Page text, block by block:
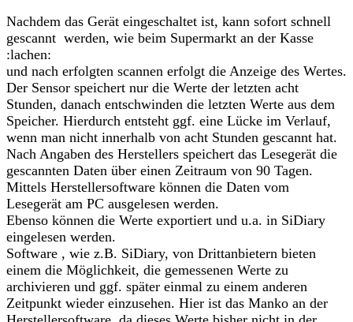
Nachdem das Gerät eingeschaltet ist, kann sofort schnell
gescannt werden, wie beim Supermarkt an der Kasse
:lachen:
und nach erfolgten scannen erfolgt die Anzeige des Wertes.
Der Sensor speichert nur die Werte der letzten acht
Stunden, danach entschwinden die letzten Werte aus dem
Speicher. Hierdurch entsteht ggf. eine Lücke im Verlauf,
wenn man nicht innerhalb von acht Stunden gescannt hat.
Nach Angaben des Herstellers speichert das Lesegerät die
gescannten Daten über einen Zeitraum von 90 Tagen.
Mittels Herstellersoftware können die Daten vom
Lesegerät am PC ausgelesen werden.
Ebenso können die Werte exportiert und u.a. in SiDiary
eingelesen werden.
Software , wie z.B. SiDiary, von Drittanbietern bieten
einem die Möglichkeit, die gemessenen Werte zu
archivieren und ggf. später einmal zu einem anderen
Zeitpunkt wieder einzusehen. Hier ist das Manko an der